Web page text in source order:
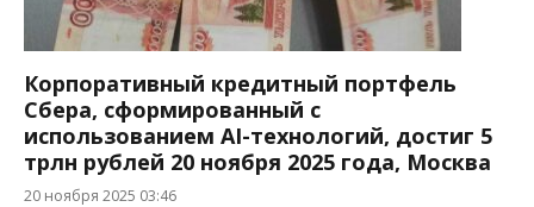
Корпоративный кредитный портфель
Сбера, сформированный с
использованием AI-технологий, достиг 5
трлн рублей 20 ноября 2025 года, Москва
20 ноября 2025 03:46